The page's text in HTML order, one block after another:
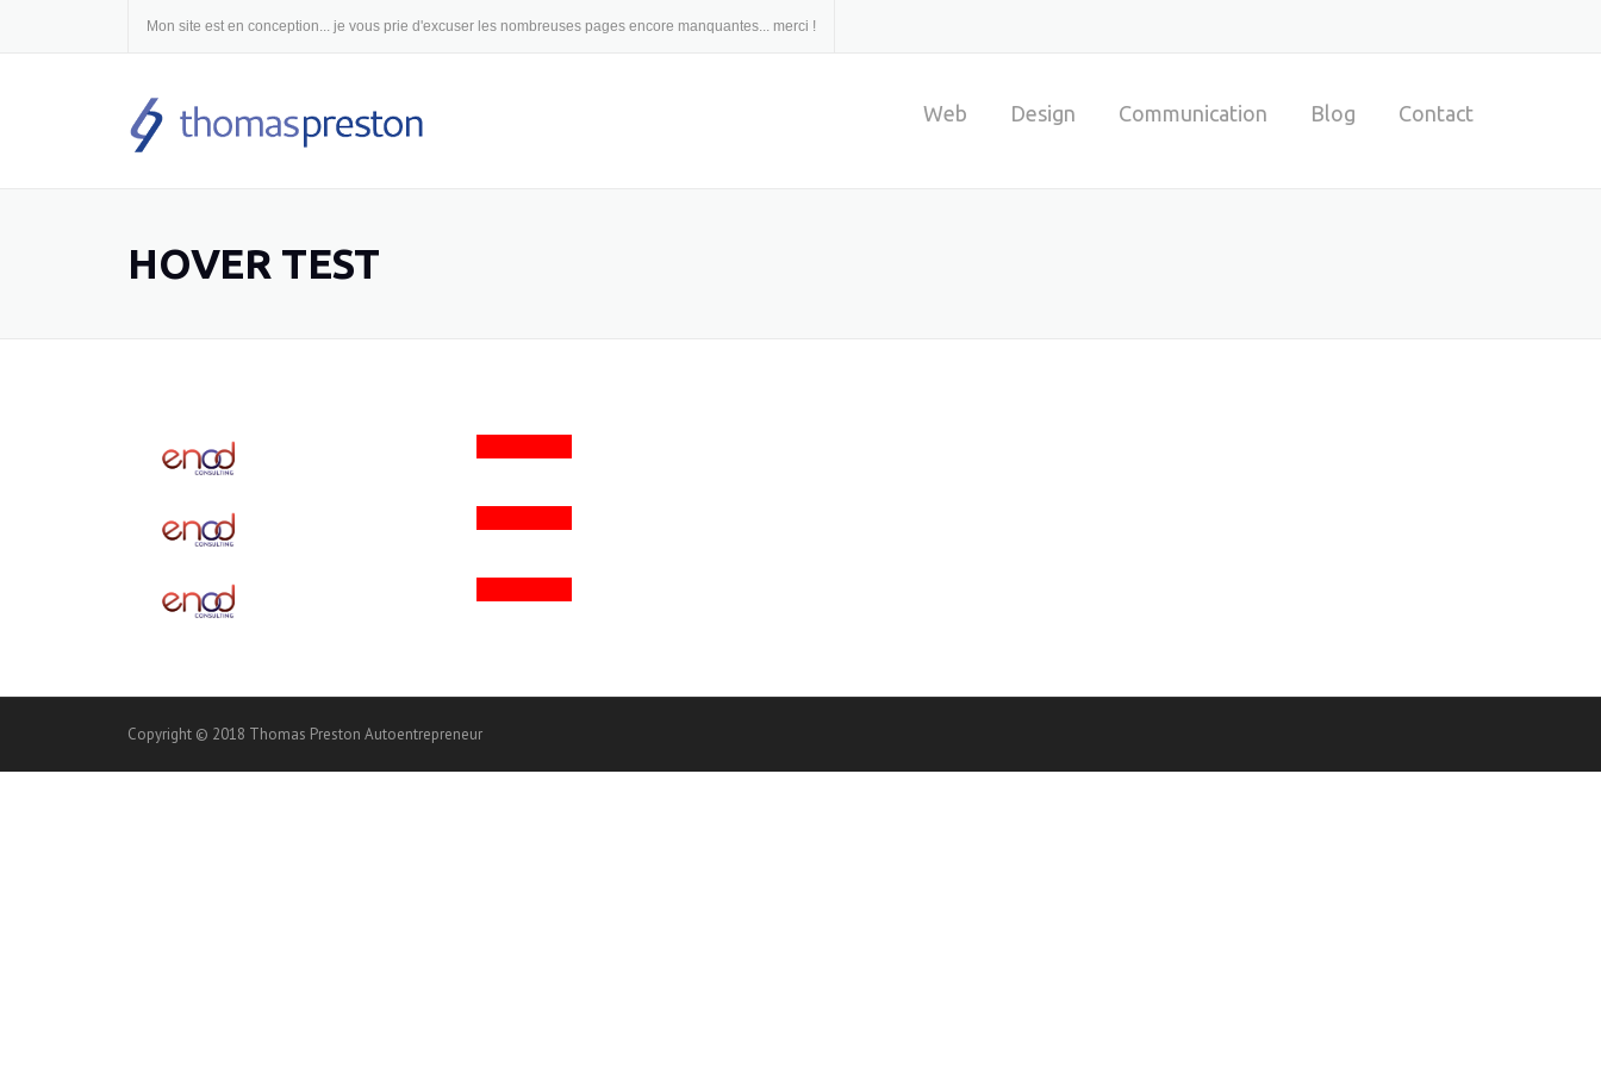
Mon site est en conception... je vous prie d'excuser les nombreuses pages encore manquantes... merci !
Web Design Communication Blog Contact
HOVER TEST
Copyright © 2018 Thomas Preston Autoentrepreneur